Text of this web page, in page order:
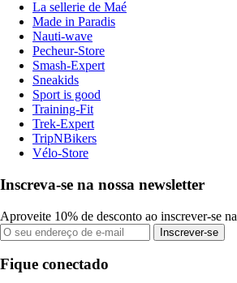
La sellerie de Maé
Made in Paradis
Nauti-wave
Pecheur-Store
Smash-Expert
Sneakids
Sport is good
Training-Fit
Trek-Expert
TripNBikers
Vélo-Store
Inscreva-se na nossa newsletter
Aproveite 10% de desconto ao inscrever-se
Inscrever-se
Fique conectado